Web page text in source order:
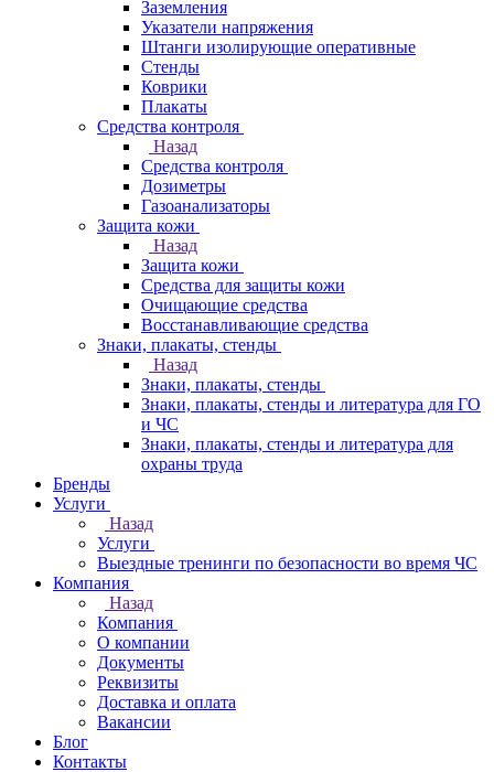
Заземления
Указатели напряжения
Штанги изолирующие оперативные
Стенды
Коврики
Плакаты
Средства контроля
Назад
Средства контроля
Дозиметры
Газоанализаторы
Защита кожи
Назад
Защита кожи
Средства для защиты кожи
Очищающие средства
Восстанавливающие средства
Знаки, плакаты, стенды
Назад
Знаки, плакаты, стенды
Знаки, плакаты, стенды и литература для ГО
и ЧС
Знаки, плакаты, стенды и литература для
охраны труда
Бренды
Услуги
Назад
Услуги
Выездные тренинги по безопасности во время ЧС
Компания
Назад
Компания
О компании
Документы
Реквизиты
Доставка и оплата
Вакансии
Блог
Контакты